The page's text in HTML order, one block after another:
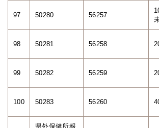
97 50280 56257
98 50281 56258
99 50282 56259
100 50283 56260
県外保健所報